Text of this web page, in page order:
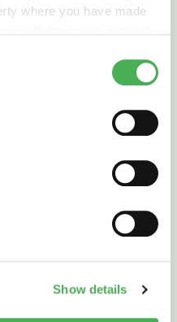
where you have made
your geographical
actively scanning it for
data is processed
content and ads, to
Show details